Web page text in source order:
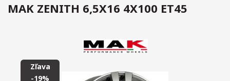
MAK ZENITH 6,5X16 4X100 ET45
Zľava
-19%